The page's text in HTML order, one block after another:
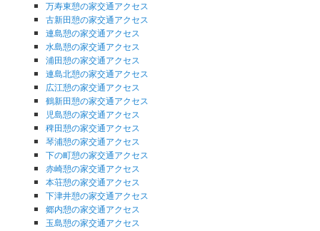
万寿東憩の家交通アクセス
古新田憩の家交通アクセス
連島憩の家交通アクセス
水島憩の家交通アクセス
浦田憩の家交通アクセス
連島北憩の家交通アクセス
広江憩の家交通アクセス
鶴新田憩の家交通アクセス
児島憩の家交通アクセス
稗田憩の家交通アクセス
琴浦憩の家交通アクセス
下の町憩の家交通アクセス
赤崎憩の家交通アクセス
本荘憩の家交通アクセス
下津井憩の家交通アクセス
郷内憩の家交通アクセス
玉島憩の家交通アクセス